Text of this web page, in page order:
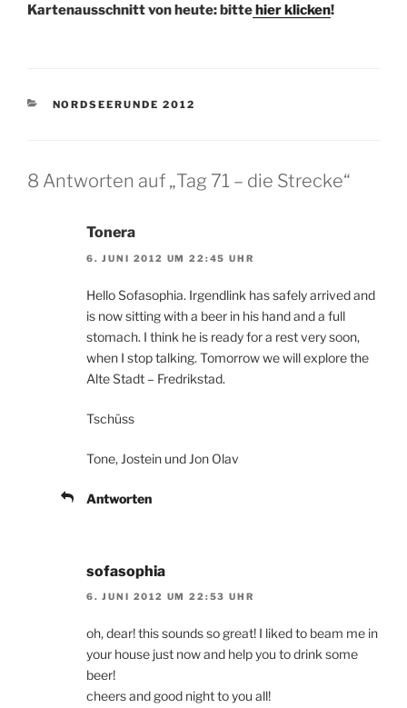
Kartenausschnitt von heute: bittehier klicken!
KATEGORIEN
NORDSEERUNDE 2012
8 Antworten auf „Tag 71 – die Strecke“
Tonera
6. JUNI 2012 UM 22:45 UHR
Hello Sofasophia. Irgendlink has safely arrived and
is now sitting with a beer in his hand and a full
stomach. I think he is ready for a rest very soon,
when I stop talking. Tomorrow we will explore the
Alte Stadt – Fredrikstad.
Tschüss
Tone, Jostein und Jon Olav
Antworten
sofasophia
6. JUNI 2012 UM 22:53 UHR
oh, dear! this sounds so great! I liked to beam me in
your house just now and help you to drink some
beer!
cheers and good night to you all!